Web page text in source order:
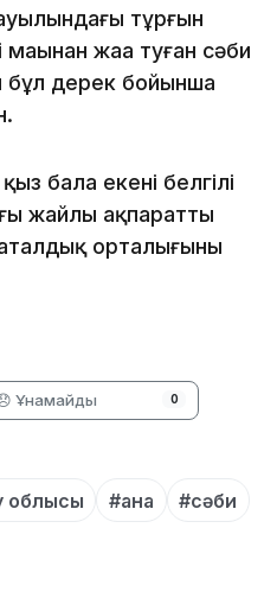
тұрғын
маңынан жаңа туған сәби
бұл дерек бойынша
бала екені белгілі
жайлы ақпаратты
орталығының
Ұнамайды 0
облысы #ана
#сәби